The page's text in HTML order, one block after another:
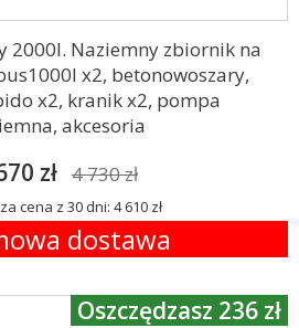
2000l. Naziemny zbiornik na
x2, betonowoszary,
x2, kranik x2, pompa
akcesoria
zł 4 730 zł
cena z 30 dni: 4 610 zł
dostawa
Oszczędzasz 236 zł